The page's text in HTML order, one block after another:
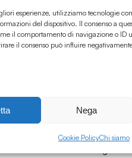
esperienze, utilizziamo tecnologie
del dispositivo. Il consenso a
il comportamento di navigazione o ID
il consenso può influire
Nega
Cookie PolicyChi siamo